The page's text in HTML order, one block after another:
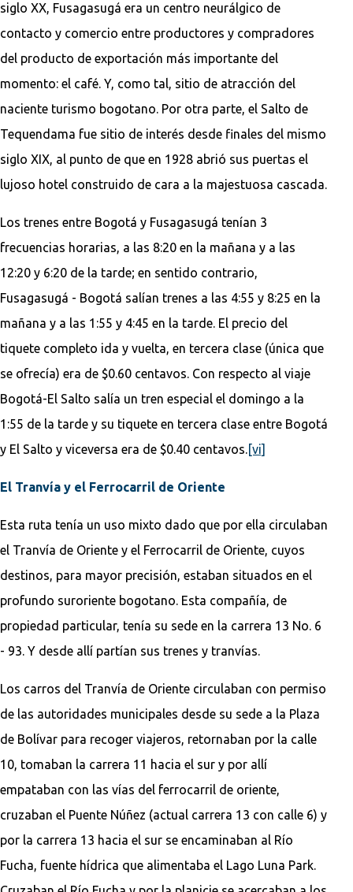
siglo XX, Fusagasugá era un centro neurálgico de
contacto y comercio entre productores y compradores
del producto de exportación más importante del
momento: el café. Y, como tal, sitio de atracción del
naciente turismo bogotano. Por otra parte, el Salto de
Tequendama fue sitio de interés desde finales del mismo
siglo XIX, al punto de que en 1928 abrió sus puertas el
lujoso hotel construido de cara a la majestuosa cascada.
Los trenes entre Bogotá y Fusagasugá tenían 3
frecuencias horarias, a las 8:20 en la mañana y a las
12:20 y 6:20 de la tarde; en sentido contrario,
Fusagasugá - Bogotá salían trenes a las 4:55 y 8:25 en la
mañana y a las 1:55 y 4:45 en la tarde. El precio del
tiquete completo ida y vuelta, en tercera clase (única que
se ofrecía) era de $0.60 centavos. Con respecto al viaje
Bogotá-El Salto salía un tren especial el domingo a la
1:55 de la tarde y su tiquete en tercera clase entre Bogotá
y El Salto y viceversa era de $0.40 centavos.[vi]
El Tranvía y el Ferrocarril de Oriente
Esta ruta tenía un uso mixto dado que por ella circulaban
el Tranvía de Oriente y el Ferrocarril de Oriente, cuyos
destinos, para mayor precisión, estaban situados en el
profundo suroriente bogotano. Esta compañía, de
propiedad particular, tenía su sede en la carrera 13 No. 6
- 93. Y desde allí partían sus trenes y tranvías.
Los carros del Tranvía de Oriente circulaban con permiso
de las autoridades municipales desde su sede a la Plaza
de Bolívar para recoger viajeros, retornaban por la calle
10, tomaban la carrera 11 hacia el sur y por allí
empataban con las vías del ferrocarril de oriente,
cruzaban el Puente Núñez (actual carrera 13 con calle 6) y
por la carrera 13 hacia el sur se encaminaban al Río
Fucha, fuente hídrica que alimentaba el Lago Luna Park.